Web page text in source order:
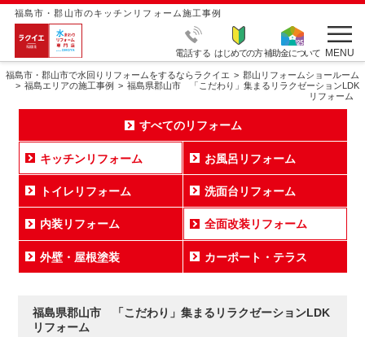
福島市・郡山市のキッチンリフォーム施工事例
電話する はじめての方補助金について MENU
福島市・郡山市で水回りリフォームをするならラクイエ
郡山リフォームショールーム
福島エリアの施工事例
福島県郡山市 「こだわり」集まるリラクゼーションLDK
リフォーム
すべてのリフォーム
キッチンリフォーム お風呂リフォーム
トイレリフォーム 洗面台リフォーム
内装リフォーム 全面改装リフォーム
外壁・屋根塗装 カーポート・テラス
福島県郡山市 「こだわり」集まるリラクゼーションLDK
リフォーム